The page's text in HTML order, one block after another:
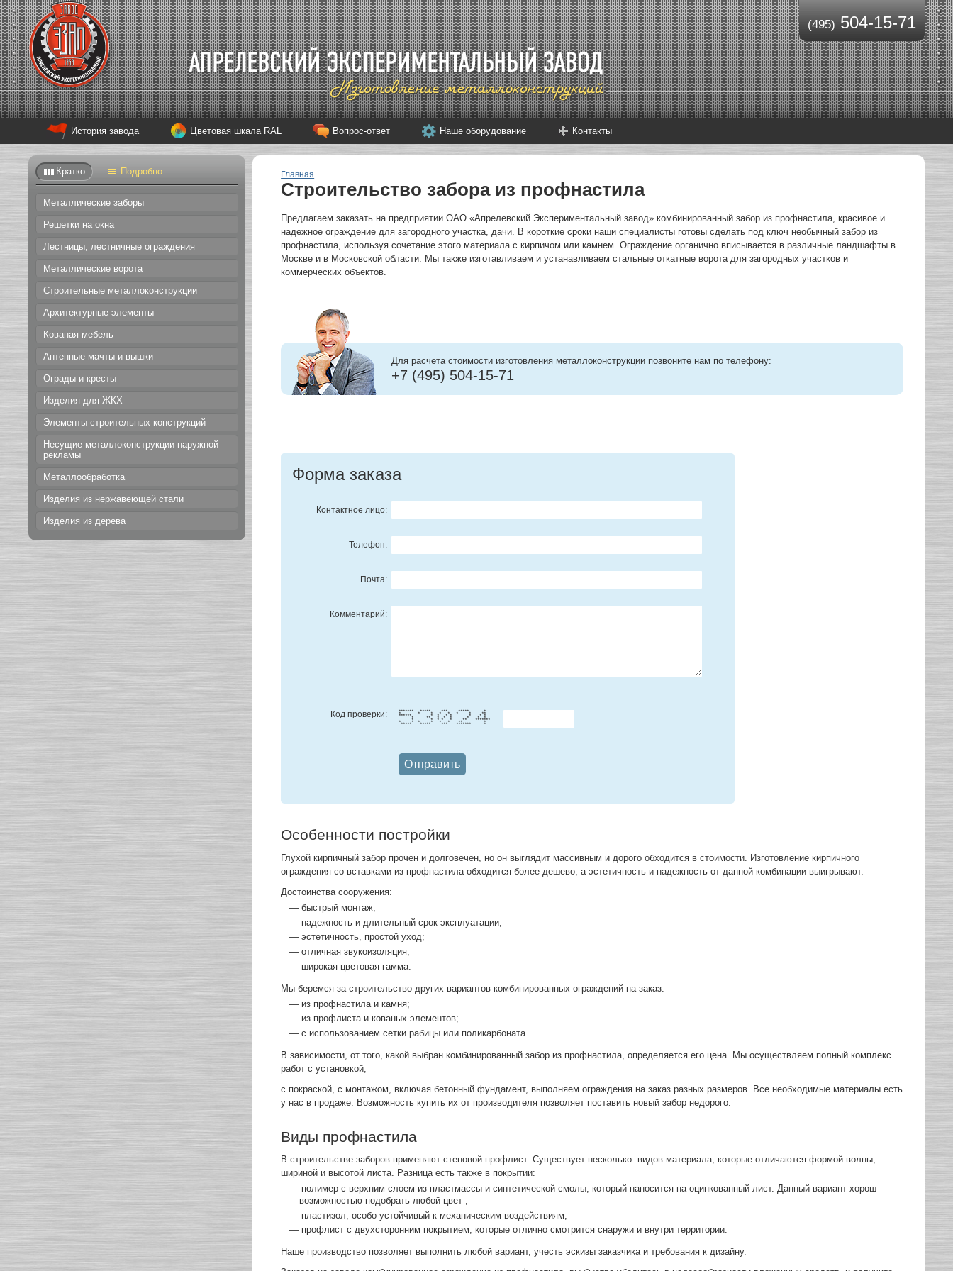
(495)504-15-71
История завода Цветовая шкала RAL Вопрос-ответ Наше оборудование Контакты
Кратко Подробно
Металлические заборы
Решетки на окна
Лестницы, лестничные ограждения
Металлические ворота
Строительные металлоконструкции
Архитектурные элементы
Кованая мебель
Антенные мачты и вышки
Ограды и кресты
Изделия для ЖКХ
Элементы строительных конструкций
Несущие металлоконструкции наружной
рекламы
Металлообработка
Изделия из нержавеющей стали
Изделия из дерева
Главная
Строительство забора из профнастила
Предлагаем заказать на предприятии ОАО «Апрелевский Экспериментальный завод» комбинированный забор из профнастила, красивое и
надежное ограждение для загородного участка, дачи. В короткие сроки наши специалисты готовы сделать под ключ необычный забор из
профнастила, используя сочетание этого материала с кирпичом или камнем. Ограждение органично вписывается в различные ландшафты в
Москве и в Московской области. Мы также изготавливаем и устанавливаем стальные откатные ворота для загородных участков и
коммерческих объектов.
Для расчета стоимости изготовления металлоконструкции позвоните нам по телефону:
+7 (495) 504-15-71
Форма заказа
Контактное лицо:
Телефон:
Почта:
Комментарий:
Код проверки: ******* ***** *** ***** *
* * * * * * * **
****** * * * * * * *
* ** * * * * * *
* * * * * ** *******
* * * * * * ** *
***** ***** *** ******* *
Особенности постройки
Глухой кирпичный забор прочен и долговечен, но он выглядит массивным и дорого обходится в стоимости. Изготовление кирпичного
ограждения со вставками из профнастила обходится более дешево, а эстетичность и надежность от данной комбинации выигрывают.
Достоинства сооружения:
— быстрый монтаж;
— надежность и длительный срок эксплуатации;
— эстетичность, простой уход;
— отличная звукоизоляция;
— широкая цветовая гамма.
Мы беремся за строительство других вариантов комбинированных ограждений на заказ:
— из профнастила и камня;
— из профлиста и кованых элементов;
— с использованием сетки рабицы или поликарбоната.
В зависимости, от того, какой выбран комбинированный забор из профнастила, определяется его цена. Мы осуществляем полный комплекс
работ с установкой,
с покраской, с монтажом, включая бетонный фундамент, выполняем ограждения на заказ разных размеров. Все необходимые материалы есть
у нас в продаже. Возможность купить их от производителя позволяет поставить новый забор недорого.
Виды профнастила
В строительстве заборов применяют стеновой профлист. Существует несколько видов материала, которые отличаются формой волны,
шириной и высотой листа. Разница есть также в покрытии:
— полимер с верхним слоем из пластмассы и синтетической смолы, который наносится на оцинкованный лист. Данный вариант хорош
возможностью подобрать любой цвет ;
— пластизол, особо устойчивый к механическим воздействиям;
— профлист с двухсторонним покрытием, которые отлично смотрится снаружи и внутри территории.
Наше производство позволяет выполнить любой вариант, учесть эскизы заказчика и требования к дизайну.